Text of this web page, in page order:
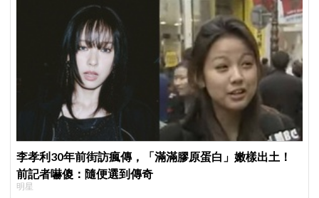
李孝利30年前街訪瘋傳，「滿滿膠原蛋白」嫩樣出土！
前記者嚇傻：隨便選到傳奇
明星